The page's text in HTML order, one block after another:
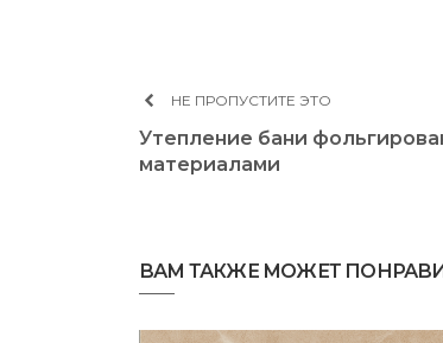
НЕ ПРОПУСТИТЕ ЭТО
Утепление бани
материалами
ВАМ ТАКЖЕ МОЖЕТ